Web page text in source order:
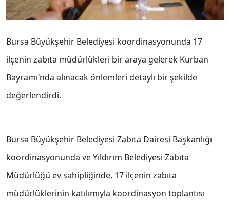
Bursa Büyükşehir Belediyesi koordinasyonunda 17
ilçenin zabıta müdürlükleri bir araya gelerek Kurban
Bayramı’nda alınacak önlemleri detaylı bir şekilde
değerlendirdi.
Bursa Büyükşehir Belediyesi Zabıta Dairesi Başkanlığı
koordinasyonunda ve Yıldırım Belediyesi Zabıta
Müdürlüğü ev sahipliğinde, 17 ilçenin zabıta
müdürlüklerinin katılımıyla koordinasyon toplantısı